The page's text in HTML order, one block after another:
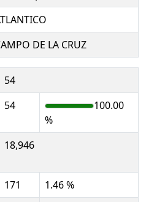
DE LA CRUZ
54
54
100.00
%
18,946
171
1.46 %